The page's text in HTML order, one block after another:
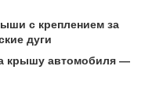
с креплением за
дуги
крышу автомобиля —